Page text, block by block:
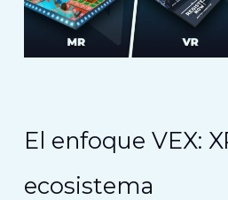
El enfoque VEX:
ecosistema